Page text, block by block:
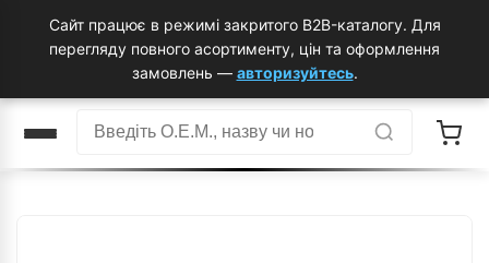
Сайт працює в режимі закритого B2B-каталогу. Для
перегляду повного асортименту, цін та оформлення
замовлень — авторизуйтесь.